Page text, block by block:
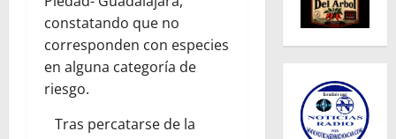
constatando que no
corresponden con especies
en alguna categoría de
riesgo.
Tras percatarse de la